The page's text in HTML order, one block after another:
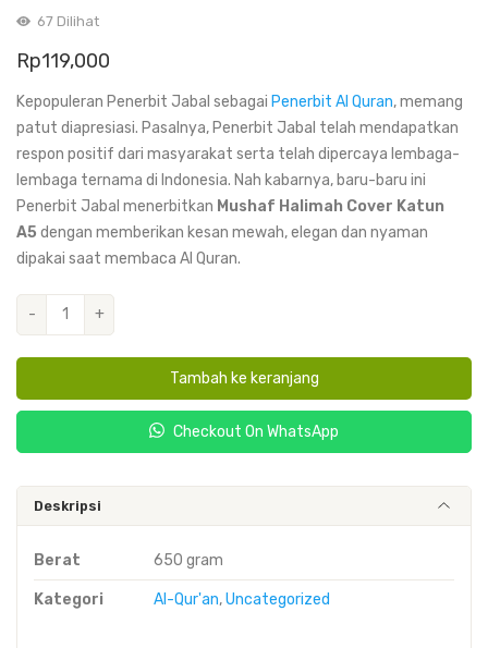
67 Dilihat
Rp119,000
Kepopuleran Penerbit Jabal sebagai Penerbit Al Quran, memang
patut diapresiasi. Pasalnya, Penerbit Jabal telah mendapatkan
respon positif dari masyarakat serta telah dipercaya lembaga-
lembaga ternama di Indonesia. Nah kabarnya, baru-baru ini
Penerbit Jabal menerbitkan Mushaf Halimah Cover Katun
A5 dengan memberikan kesan mewah, elegan dan nyaman
dipakai saat membaca Al Quran.
-
Kuantitas
Halimah
Cover
A5
+
Tambah ke keranjang
Checkout On WhatsApp
Deskripsi
Berat 650 gram
Kategori Al-Qur'an,Uncategorized